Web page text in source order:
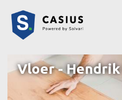
Vloer -